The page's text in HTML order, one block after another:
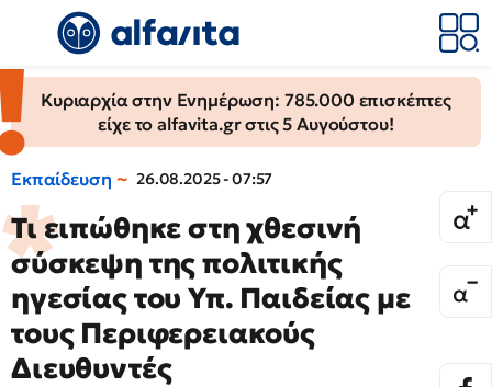
Κυριαρχία στην Ενημέρωση: 785.000 επισκέπτες
είχε το alfavita.gr στις 5 Αυγούστου!
Εκπαίδευση 26.08.2025 - 07:57
Τι ειπώθηκε στη χθεσινή
σύσκεψη της πολιτικής
ηγεσίας του Υπ. Παιδείας με
τους Περιφερειακούς
Διευθυντές